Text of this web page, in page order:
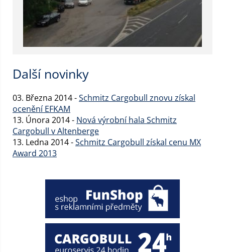
Další novinky
03. Března 2014 -Schmitz Cargobull znovu získal
ocenění EFKAM
13. Února 2014 - Nová výrobní hala Schmitz
Cargobull v Altenberge
13. Ledna 2014 -Schmitz Cargobull získal cenu MX
Award 2013